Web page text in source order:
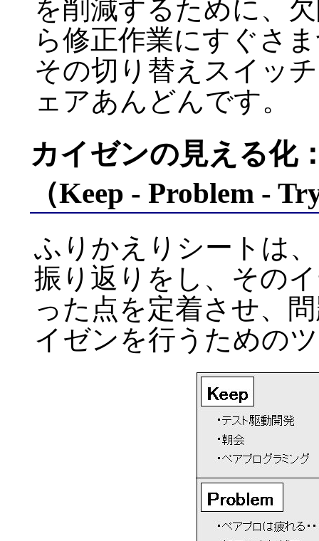
を削減するために、
ら修正作業にすぐさ
その切り替えスイッ
ェアあんどんです。
カイゼンの見える化
（Keep - Problem -
ふりかえりシートは
振り返りをし、その
った点を定着させ、
イゼンを行うための